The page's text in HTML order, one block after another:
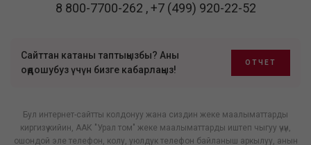
8 800-7700-262 ,+7 (499) 920-22-52
Сайттан катаны таптыңызбы? Аны
оңдошубуз үчүн бизге кабарлаңыз!
ОТЧЕТ
Бул интернет-сайтты колдонуу жана сиздин жеке маалыматтарды
киргизүү кийин, ААК "Урал том" жеке маалыматтарды иштеп чыгуу үчүн,
ошондой эле телефон, колу, уюлдук телефон байланыш аркылуу, анын